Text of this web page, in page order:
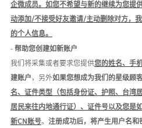
企微成员。 如您不希望与新的继续为您提
动添加/不接受好友邀请/主动删除对方，
的个人信息。
- 帮助您创建如新账户
我们将采集或者要求您提供您的姓名、手
建账户 ，另外如果您想成为我们的星级顾客
名、证件类型（包括身份证、护照、台湾
居民来往内地通行证）、证件号以及您是
新CN账号。 注册成功后，将产生用户名